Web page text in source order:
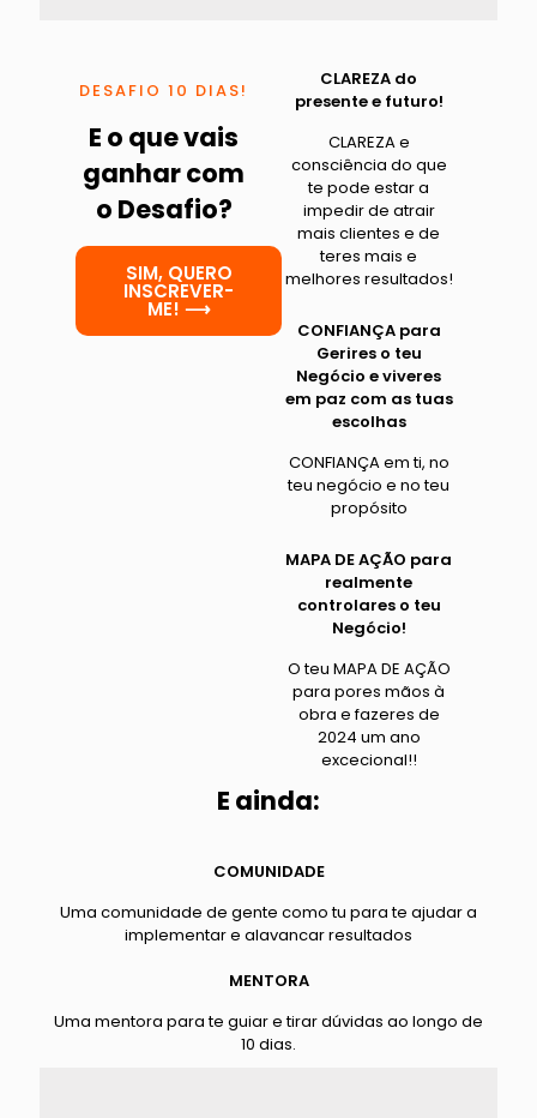
DESAFIO 10 DIAS!
E o que vais
ganhar com
o Desafio?
SIM, QUERO
INSCREVER-
ME! ⟶
CLAREZA do
presente e futuro!
CLAREZA e
consciência do que
te pode estar a
impedir de atrair
mais clientes e de
teres mais e
melhores resultados!
CONFIANÇA para
Gerires o teu
Negócio e viveres
em paz com as tuas
escolhas
CONFIANÇA em ti, no
teu negócio e no teu
propósito
MAPA DE AÇÃO para
realmente
controlares o teu
Negócio!
O teu MAPA DE AÇÃO
para pores mãos à
obra e fazeres de
2024 um ano
excecional!!
E ainda:
COMUNIDADE
Uma comunidade de gente como tu para te ajudar a
implementar e alavancar resultados
MENTORA
Uma mentora para te guiar e tirar dúvidas ao longo de
10 dias.